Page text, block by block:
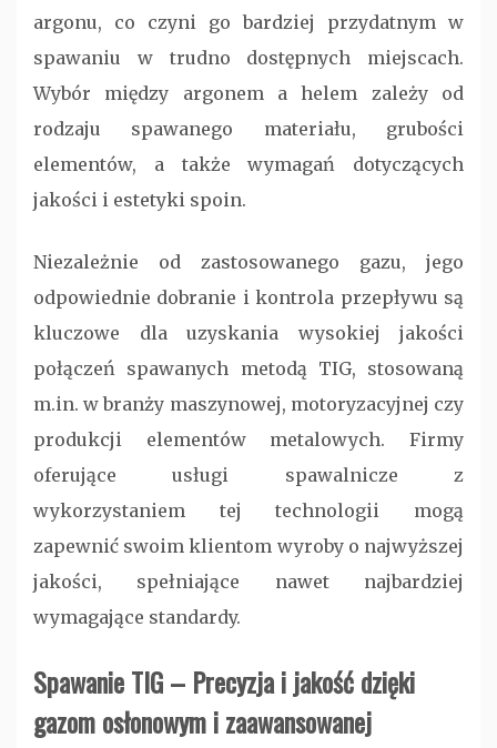
argonu, co czyni go bardziej przydatnym w
spawaniu w trudno dostępnych miejscach.
Wybór między argonem a helem zależy od
rodzaju spawanego materiału, grubości
elementów, a także wymagań dotyczących
jakości i estetyki spoin.
Niezależnie od zastosowanego gazu, jego
odpowiednie dobranie i kontrola przepływu są
kluczowe dla uzyskania wysokiej jakości
połączeń spawanych metodą TIG, stosowaną
m.in. w branży maszynowej, motoryzacyjnej czy
produkcji elementów metalowych. Firmy
oferujące usługi spawalnicze z
wykorzystaniem tej technologii mogą
zapewnić swoim klientom wyroby o najwyższej
jakości, spełniające nawet najbardziej
wymagające standardy.
Spawanie TIG – Precyzja i jakość dzięki
gazom osłonowym i zaawansowanej